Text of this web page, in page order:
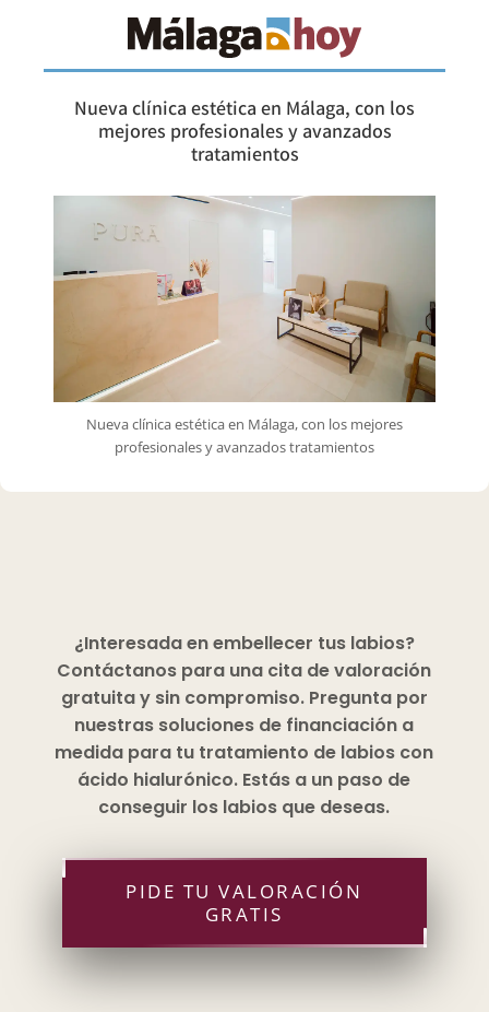
Nueva clínica estética en Málaga, con los
mejores profesionales y avanzados
tratamientos
Nueva clínica estética en Málaga, con los mejores
profesionales y avanzados tratamientos
¿Interesada en embellecer tus labios?
Contáctanos para una cita de valoración
gratuita y sin compromiso. Pregunta por
nuestras soluciones de financiación a
medida para tu tratamiento de labios con
ácido hialurónico. Estás a un paso de
conseguir los labios que deseas.
PIDE TU VALORACIÓN
GRATIS